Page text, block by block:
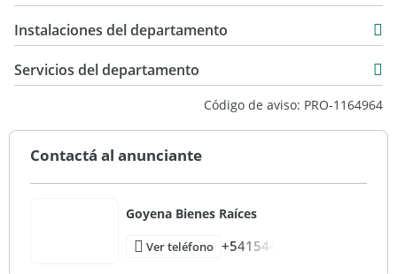
36 m2
162 m2
Instalaciones del departamento
Servicios del departamento
Código de aviso: PRO-1164964
Contactá al anunciante
Goyena Bienes Raíces
Ver teléfono +541544